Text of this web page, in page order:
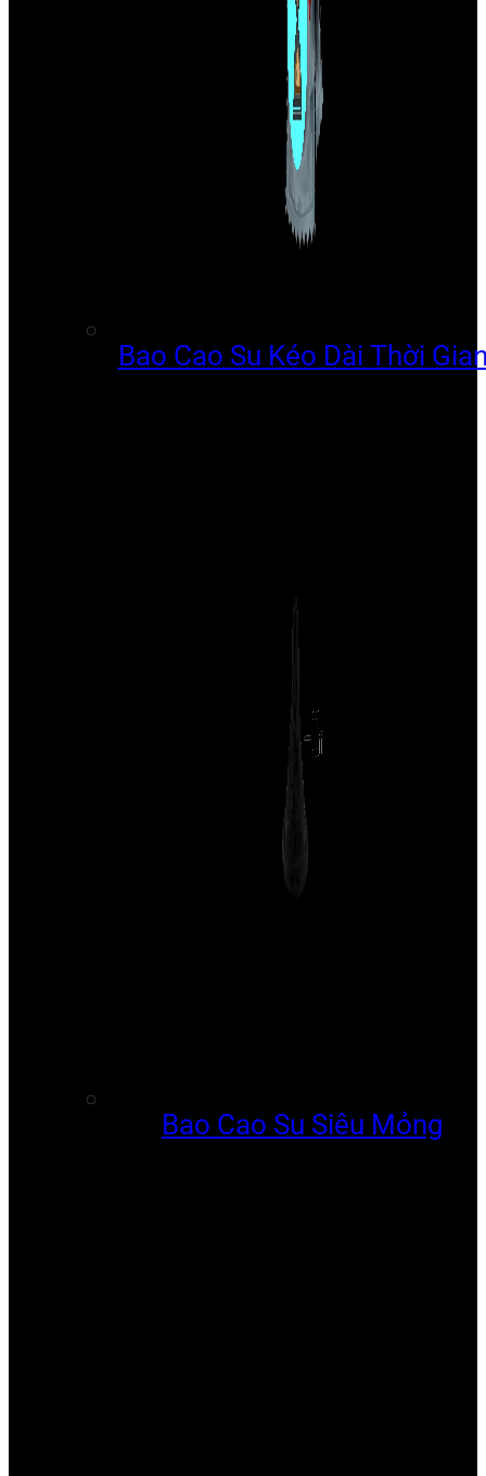
Bao Cao Su Kéo Dài Thời
Bao Cao Su Siêu Mỏng